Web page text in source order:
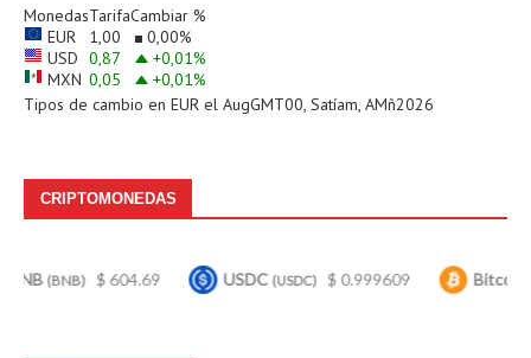
MonedasTarifaCambiar %
EUR
1,00 0,00%
USD 0,87 +0,01%
MXN 0,05 +0,01%
Tipos de cambio en EUR el AugGMT00, Satíam, AMñ2026
CRIPTOMONEDAS
$ 604.69 USDC(USDC) $ 0.999609 Bitcoin(BTC) $